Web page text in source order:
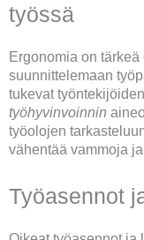
työssä
Ergonomia on
suunnittelemaan
tukevat
työhyvinvoinnin
työolojen
vähentää vammoja
Työasennot